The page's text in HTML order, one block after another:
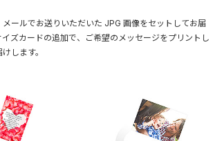
ールでお送りいただいた JPG 画像をセットしてお届
ズカードの追加で、ご希望のメッセージをプリントし
します。